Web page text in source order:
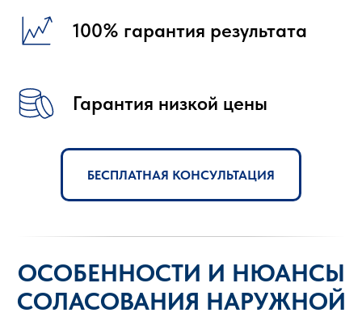
100% гарантия результата
Гарантия низкой цены
БЕСПЛАТНАЯ КОНСУЛЬТАЦИЯ
ОСОБЕННОСТИ И НЮАНСЫ
СОЛАСОВАНИЯ НАРУЖНОЙ